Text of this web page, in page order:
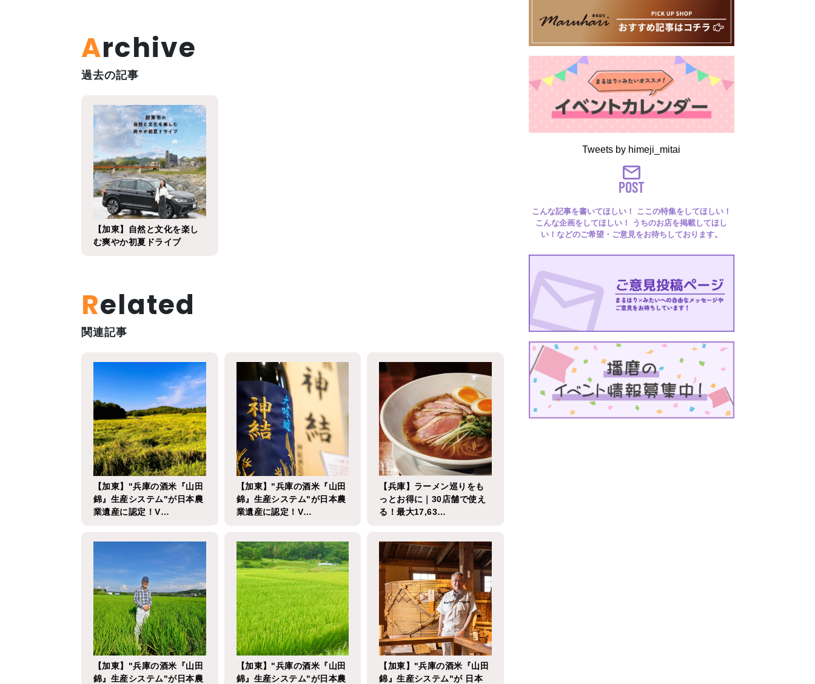
トップページ まるはり 雑誌・デジタルブック
Digital books
地場産品/ツクリビト
Local products
Archive
過去の記事
【加東】自然と文化を楽し
む爽やか初夏ドライブ
Related
関連記事
【加東】"兵庫の酒米『山田
錦』生産システム"が日本農
業遺産に認定！V…
【加東】"兵庫の酒米『山田
錦』生産システム"が日本農
業遺産に認定！V…
【兵庫】ラーメン巡りをも
っとお得に｜30店舗で使え
る！最大17,63…
【加東】"兵庫の酒米『山田
錦』生産システム"が日本農
【加東】"兵庫の酒米『山田
錦』生産システム"が日本農
【加東】"兵庫の酒米『山田
錦』生産システム"が 日本
Tweets by himeji_mitai
POST
こんな記事を書いてほしい！ ここの特集をしてほしい！
こんな企画をしてほしい！ うちのお店を掲載してほし
い！などのご希望・ご意見をお待ちしております。